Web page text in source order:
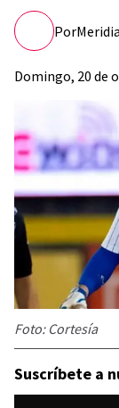
Por
Domingo, 20 de
Foto: Cortesía
Suscríbete a